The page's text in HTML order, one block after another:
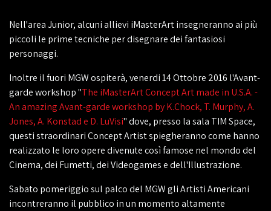
Nell'area Junior, alcuni allievi iMasterArt insegneranno ai più
piccoli le prime tecniche per disegnare dei fantasiosi
personaggi.
Inoltre il fuori MGW ospiterà, venerdi 14 Ottobre 2016 l'Avant-
garde workshop "The iMasterArt Concept Art made in U.S.A. -
An amazing Avant-garde workshop by K.Chock, T. Murphy, A.
Jones, A. Konstad e D. LuVisi" dove, presso la sala TIM Space,
questi straordinari Concept Artist spiegheranno come hanno
realizzato le loro opere divenute così famose nel mondo del
Cinema, dei Fumetti, dei Videogames e dell'Illustrazione.
Sabato pomeriggio sul palco del MGW gli Artisti Americani
incontreranno il pubblico in un momento altamente